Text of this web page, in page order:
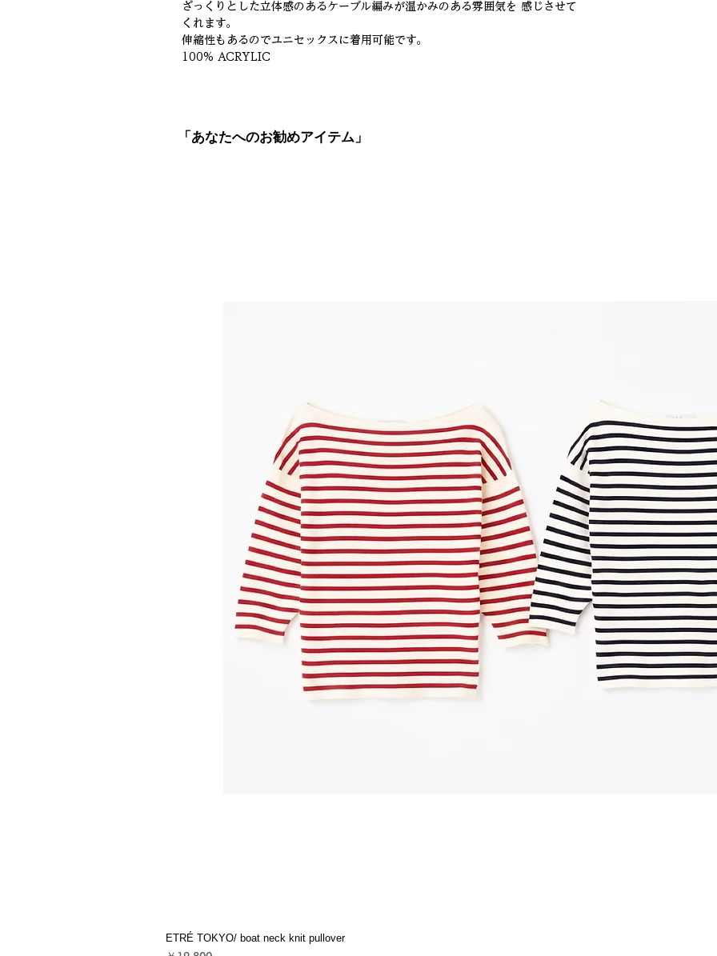
ざっくりとした立体感のあるケーブル編みが温かみのある雰囲気を 感じさせて
くれます。
伸縮性もあるのでユニセックスに着用可能です。
100% ACRYLIC
「あなたへのお勧めアイテム」
ETRÉ TOKYO/ boat neck knit pullover